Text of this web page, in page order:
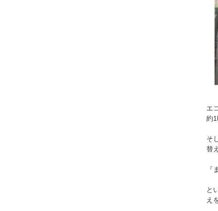
エ
約
そ
替
と
え